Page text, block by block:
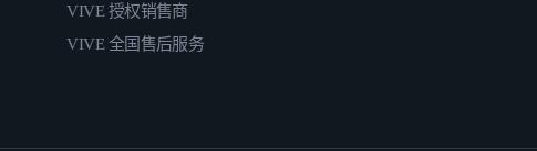
VIVE 授权销售商
VIVE 全国售后服务